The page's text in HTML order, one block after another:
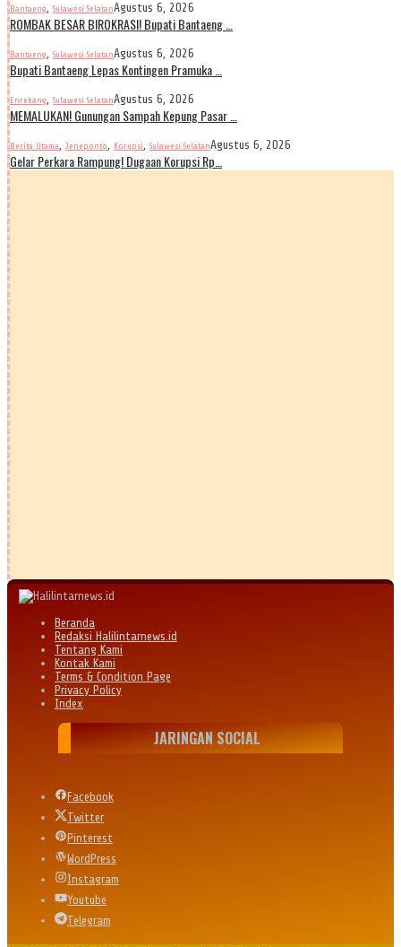
Bantaeng, Sulawesi SelatanAgustus 6, 2026
ROMBAK BESAR BIROKRASI! Bupati Bantaeng …
Bantaeng, Sulawesi SelatanAgustus 6, 2026
Bupati Bantaeng Lepas Kontingen Pramuka …
Enrekang, Sulawesi SelatanAgustus 6, 2026
MEMALUKAN! Gunungan Sampah Kepung Pasar …
Berita Utama, Jeneponto, Korupsi, Sulawesi SelatanAgustus 6, 2026
Gelar Perkara Rampung! Dugaan Korupsi Rp…
Beranda
Redaksi Halilintarnews.id
Tentang Kami
Kontak Kami
Terms & Condition Page
Privacy Policy
Index
JARINGAN SOCIAL
Facebook
Twitter
Pinterest
WordPress
Instagram
Youtube
Telegram